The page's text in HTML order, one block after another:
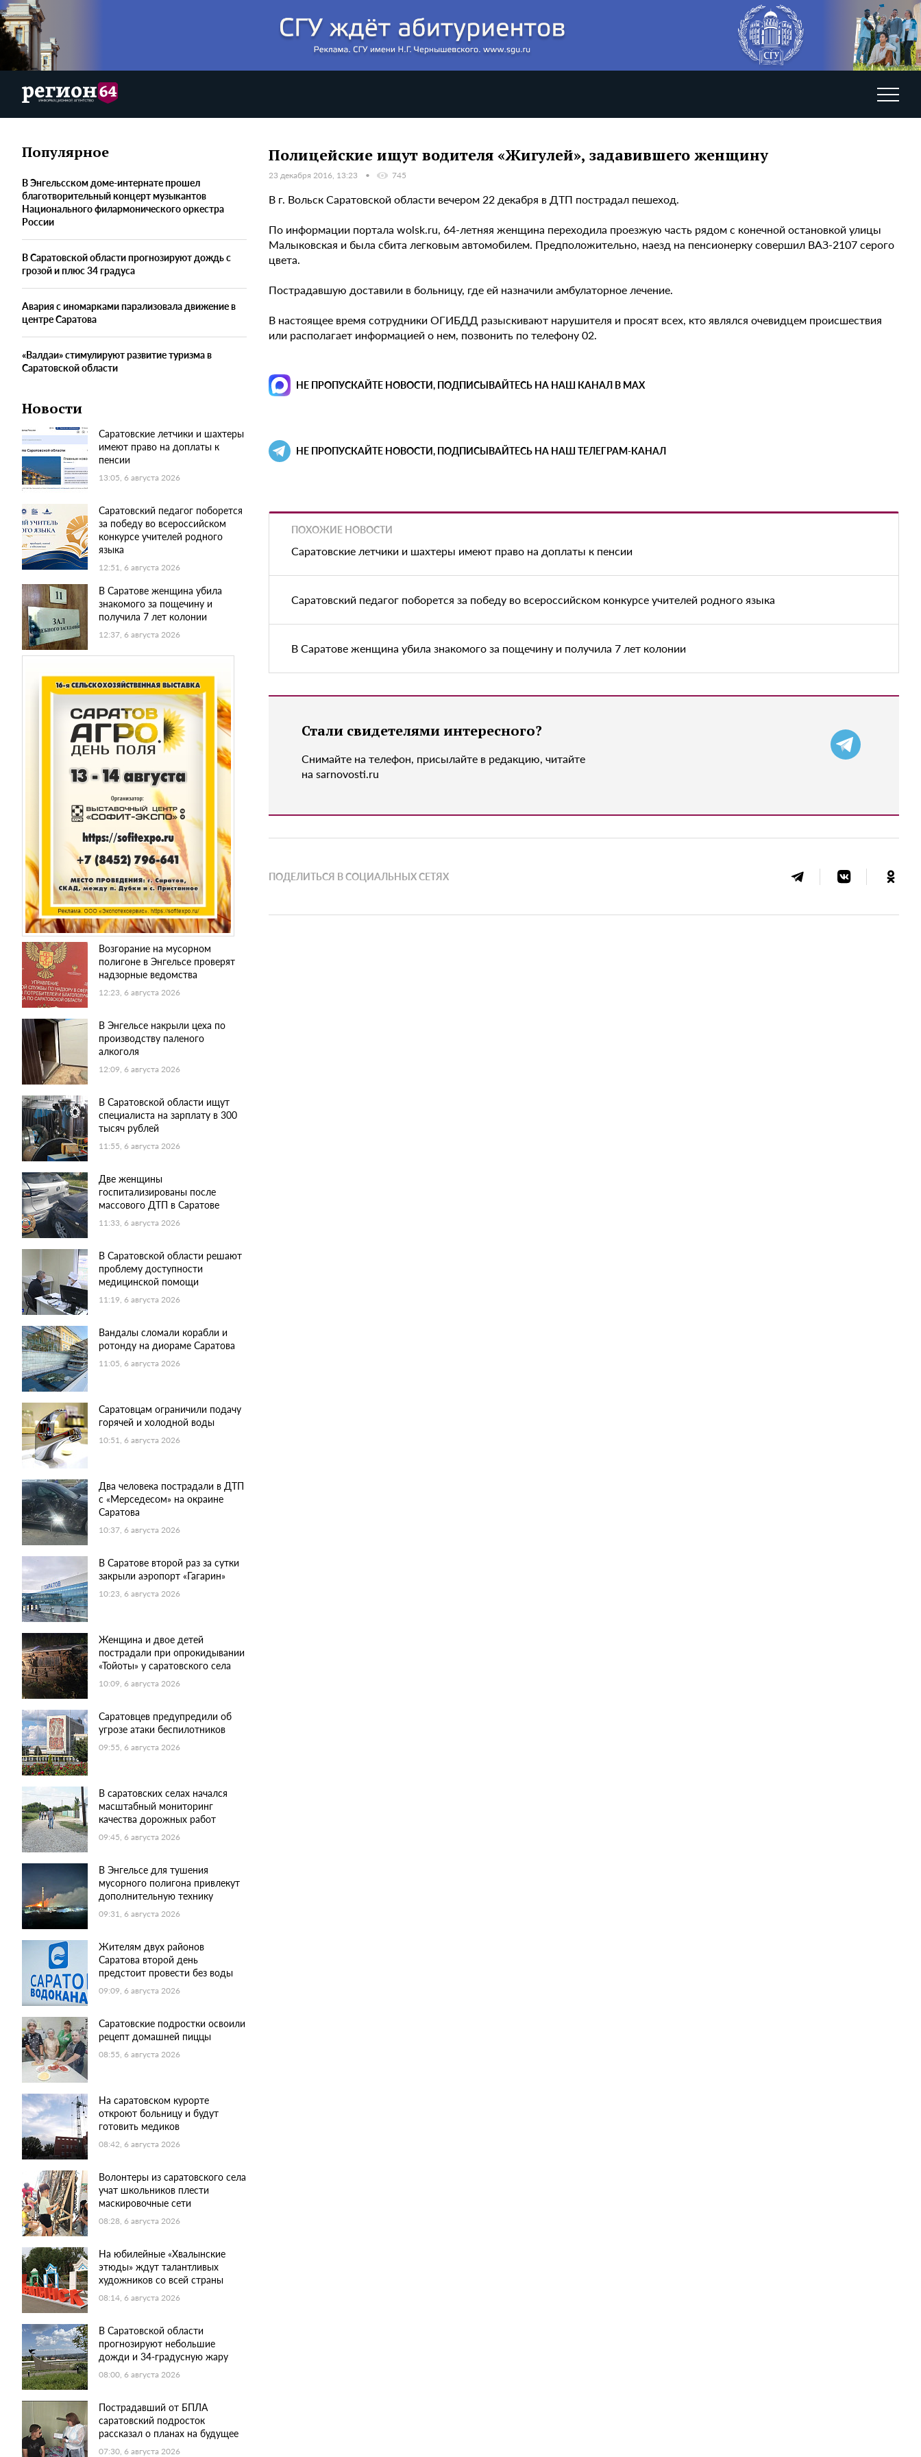
Популярное
В Энгельсском доме-интернате прошел
благотворительный концерт музыкантов
Национального филармонического оркестра
России
В Саратовской области прогнозируют дождь с
грозой и плюс 34 градуса
Авария с иномарками парализовала движение в
центре Саратова
«Валдаи» стимулируют развитие туризма в
Саратовской области
Новости
Саратовские летчики и шахтеры
имеют право на доплаты к
пенсии
13:05, 6 августа 2026
Саратовский педагог поборется
за победу во всероссийском
конкурсе учителей родного
языка
12:51, 6 августа 2026
В Саратове женщина убила
знакомого за пощечину и
получила 7 лет колонии
12:37, 6 августа 2026
Возгорание на мусорном
полигоне в Энгельсе проверят
надзорные ведомства
12:23, 6 августа 2026
В Энгельсе накрыли цеха по
производству паленого
алкоголя
12:09, 6 августа 2026
В Саратовской области ищут
специалиста на зарплату в 300
тысяч рублей
11:55, 6 августа 2026
Две женщины
госпитализированы после
массового ДТП в Саратове
11:33, 6 августа 2026
В Саратовской области решают
проблему доступности
медицинской помощи
11:19, 6 августа 2026
Вандалы сломали корабли и
ротонду на диораме Саратова
11:05, 6 августа 2026
Саратовцам ограничили подачу
горячей и холодной воды
10:51, 6 августа 2026
Два человека пострадали в ДТП
с «Мерседесом» на окраине
Саратова
10:37, 6 августа 2026
В Саратове второй раз за сутки
закрыли аэропорт «Гагарин»
10:23, 6 августа 2026
Женщина и двое детей
пострадали при опрокидывании
«Тойоты» у саратовского села
10:09, 6 августа 2026
Саратовцев предупредили об
угрозе атаки беспилотников
09:55, 6 августа 2026
В саратовских селах начался
масштабный мониторинг
качества дорожных работ
09:45, 6 августа 2026
В Энгельсе для тушения
мусорного полигона привлекут
дополнительную технику
09:31, 6 августа 2026
Жителям двух районов
Саратова второй день
предстоит провести без воды
09:09, 6 августа 2026
Саратовские подростки освоили
рецепт домашней пиццы
08:55, 6 августа 2026
На саратовском курорте
откроют больницу и будут
готовить медиков
08:42, 6 августа 2026
Волонтеры из саратовского села
учат школьников плести
маскировочные сети
08:28, 6 августа 2026
На юбилейные «Хвалынские
этюды» ждут талантливых
художников со всей страны
08:14, 6 августа 2026
В Саратовской области
прогнозируют небольшие
дожди и 34-градусную жару
08:00, 6 августа 2026
Пострадавший от БПЛА
саратовский подросток
рассказал о планах на будущее
07:30, 6 августа 2026
Полицейские ищут водителя «Жигулей», задавившего женщину
23 декабря 2016, 13:23 745
В г. Вольск Саратовской области вечером 22 декабря в ДТП пострадал пешеход.
По информации портала wolsk.ru, 64-летняя женщина переходила проезжую часть рядом с конечной остановкой улицы
Малыковская и была сбита легковым автомобилем. Предположительно, наезд на пенсионерку совершил ВАЗ-2107 серого
цвета.
Пострадавшую доставили в больницу, где ей назначили амбулаторное лечение.
В настоящее время сотрудники ОГИБДД разыскивают нарушителя и просят всех, кто являлся очевидцем происшествия
или располагает информацией о нем, позвонить по телефону 02.
НЕ ПРОПУСКАЙТЕ НОВОСТИ, ПОДПИСЫВАЙТЕСЬ НА НАШ КАНАЛ В MAX
НЕ ПРОПУСКАЙТЕ НОВОСТИ, ПОДПИСЫВАЙТЕСЬ НА НАШ ТЕЛЕГРАМ-КАНАЛ
ПОХОЖИЕ НОВОСТИ
Саратовские летчики и шахтеры имеют право на доплаты к пенсии
Саратовский педагог поборется за победу во всероссийском конкурсе учителей родного языка
В Саратове женщина убила знакомого за пощечину и получила 7 лет колонии
Стали свидетелями интересного?
Снимайте на телефон, присылайте в редакцию, читайте
на sarnovosti.ru
ПОДЕЛИТЬСЯ В СОЦИАЛЬНЫХ СЕТЯХ